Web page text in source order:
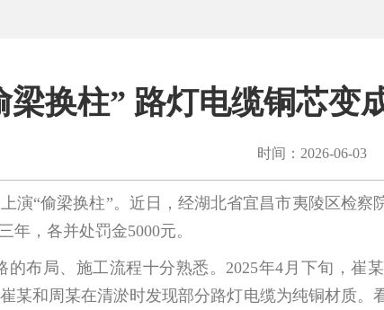
梁换柱” 路灯电缆铜芯变
时间：2026-06-03
演“偷梁换柱”。近日，经湖北省宜昌市夷陵区检察
，各并处罚金5000元。
局、施工流程十分熟悉。2025年4月下旬，崔
某和周某在清淤时发现部分路灯电缆为纯铜材质。